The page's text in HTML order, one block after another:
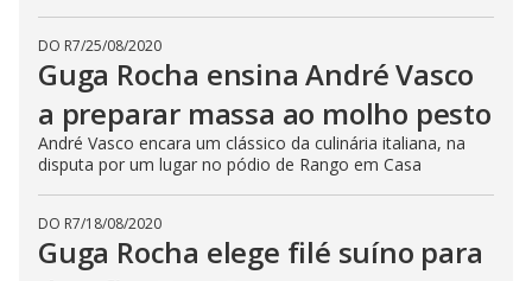
DO R7/25/08/2020
Guga Rocha ensina André Vasco
a preparar massa ao molho pesto
André Vasco encara um clássico da culinária italiana, na
disputa por um lugar no pódio de Rango em Casa
DO R7/18/08/2020
Guga Rocha elege filé suíno para